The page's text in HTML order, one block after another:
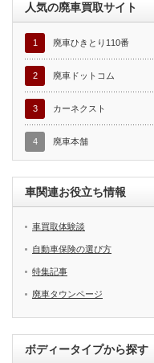
人気の廃車買取サイト
1 廃車ひきとり110番
2 廃車ドットコム
3 カーネクスト
4 廃車本舗
車関連お役立ち情報
車買取体験談
自動車保険の選び方
特集記事
廃車タウンページ
ボディータイプから探す